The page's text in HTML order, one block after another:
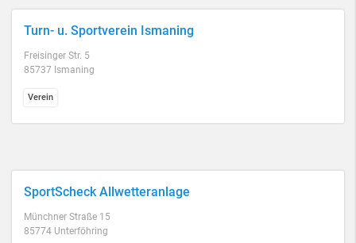
Turn- u. Sportverein Ismaning
Freisinger Str. 5
85737 Ismaning
Verein
SportScheck Allwetteranlage
Münchner Straße 15
85774 Unterföhring